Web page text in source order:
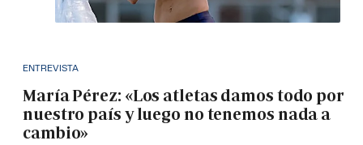
ENTREVISTA
María Pérez: «Los atletas damos todo por
nuestro país y luego no tenemos nada a
cambio»